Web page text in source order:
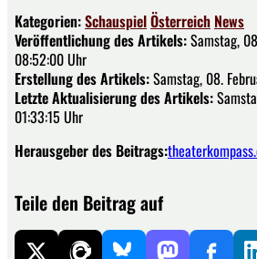
Kategorien:SchauspielÖsterreich News
Veröffentlichung des Artikels:Samstag,
08:52:00 Uhr
Erstellung des Artikels:Samstag, 08.
Letzte Aktualisierung des Artikels:
01:33:15 Uhr
Herausgeber des Beitrags:
Teile den Beitrag auf